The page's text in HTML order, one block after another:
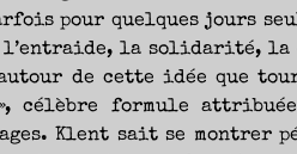
pour quelques jours
la solidarité, la
de cette idée que
, célèbre formule attribuée
Klent sait se montrer